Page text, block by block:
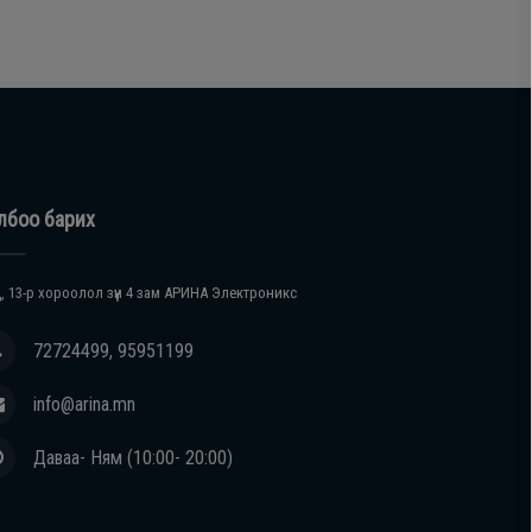
барих
13-р хороолол зүүн 4 зам АРИНА Электроникс
72724499, 95951199
info@arina.mn
Даваа- Ням (10:00- 20:00)